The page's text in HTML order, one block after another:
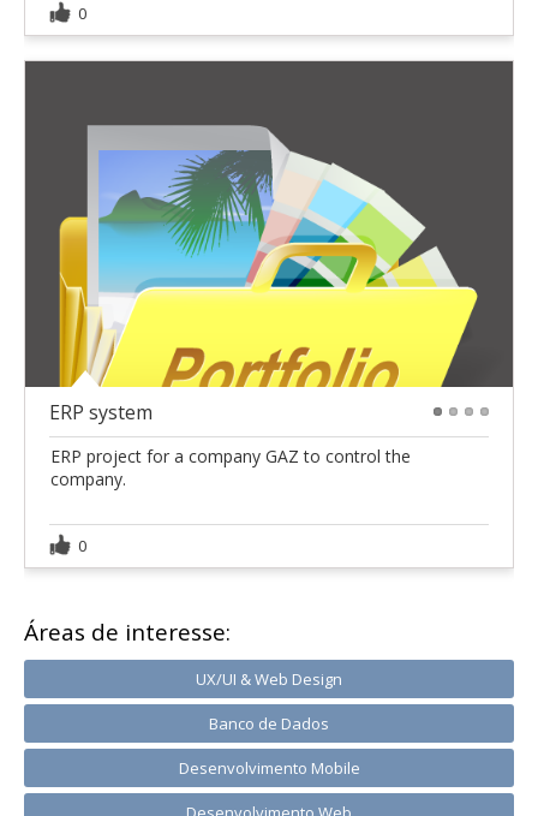
0
ERP system
ERP project for a company GAZ to control the
company.
0
Áreas de interesse:
UX/UI & Web Design
Banco de Dados
Desenvolvimento Mobile